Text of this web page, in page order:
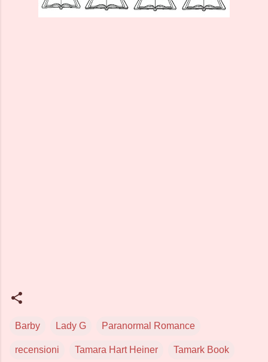
Barby Lady G Paranormal Romance
recensioni Tamara Hart Heiner Tamark Book